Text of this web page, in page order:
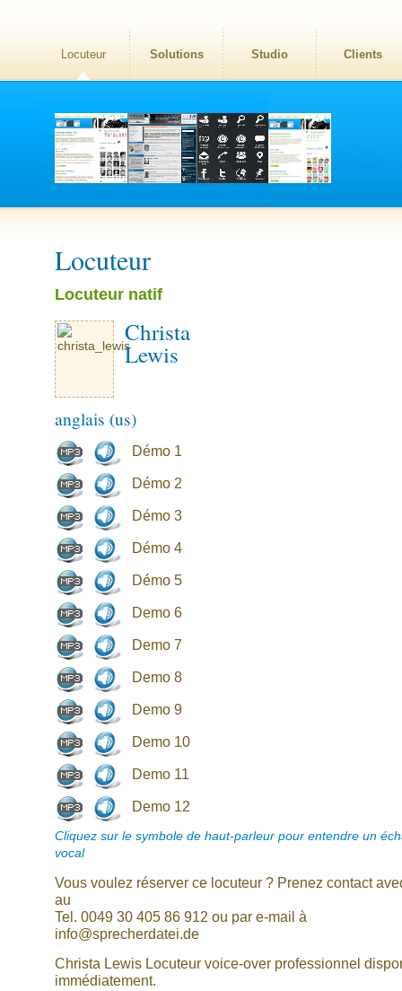
Locuteur Solutions Studio Clients
Locuteur
Locuteur natif
Christa
Lewis
anglais (us)
Démo 1
Démo 2
Démo 3
Démo 4
Démo 5
Demo 6
Demo 7
Demo 8
Demo 9
Demo 10
Demo 11
Demo 12
Cliquez sur le symbole de haut-parleur pour entendre un
vocal
Vous voulez réserver ce locuteur ? Prenez contact
au
Tel. 0049 30 405 86 912 ou par e-mail à
info@sprecherdatei.de
Christa Lewis Locuteur voice-over professionnel
immédiatement.